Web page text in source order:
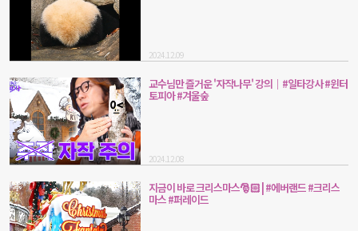
2024.12.09
교수님만 즐거운 '자작나무' 강의｜#일타강사 #윈터
토피아 #겨울숲
2024.12.08
지금이 바로 크리스마스🎅🏻 | #에버랜드 #크리스
마스 #퍼레이드